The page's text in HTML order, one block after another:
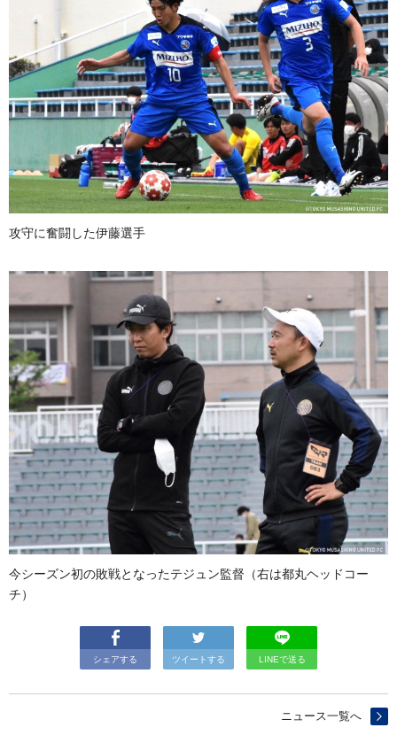
攻守に奮闘した伊藤選手
今シーズン初の敗戦となったテジュン監督（右は都丸ヘッドコー
チ）
シェアする ツイートする LINEで送る
ニュース一覧へ